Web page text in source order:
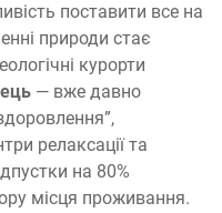
поставити все на
природи стає
курорти
— вже давно
релаксації та
на 80%
місця проживання.